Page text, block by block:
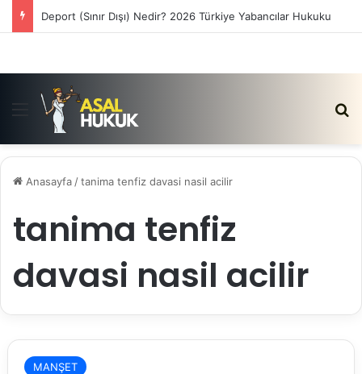
Deport (Sınır Dışı) Nedir? 2026 Türkiye Yabancılar Hukuku
Menü
Anasayfa /tanima tenfiz davasi nasil acilir
tanima tenfiz
davasi nasil acilir
MANŞET